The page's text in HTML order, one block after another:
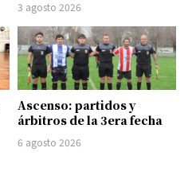
3 agosto 2026
Ascenso: partidos y
árbitros de la 3era fecha
6 agosto 2026